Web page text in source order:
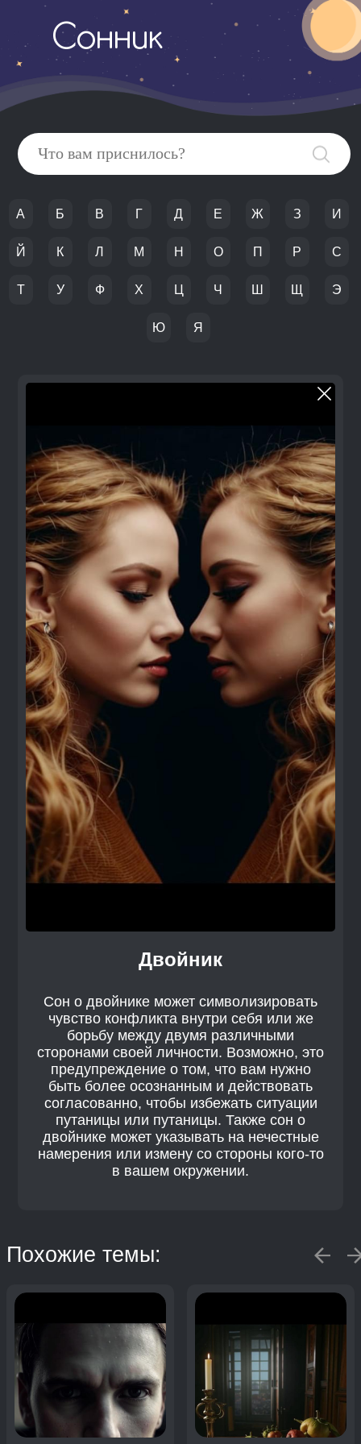
Сонник
А Б В Г Д Е Ж З И
Й К Л М Н О П Р С
Т У Ф Х Ц Ч Ш Щ Э
Ю Я
Двойник
Сон о двойнике может символизировать
чувство конфликта внутри себя или же
борьбу между двумя различными
сторонами своей личности. Возможно, это
предупреждение о том, что вам нужно
быть более осознанным и действовать
согласованно, чтобы избежать ситуации
путаницы или путаницы. Также сон о
двойнике может указывать на нечестные
намерения или измену со стороны кого-то
в вашем окружении.
Похожие темы: